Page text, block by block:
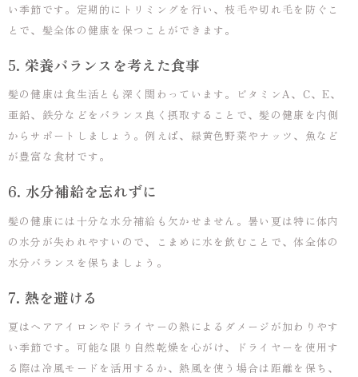
い季節です。定期的にトリミングを行い、枝毛や切れ毛を防ぐこ
とで、髪全体の健康を保つことができます。
5. 栄養バランスを考えた食事
髪の健康は食生活とも深く関わっています。ビタミンA、C、E、
亜鉛、鉄分などをバランス良く摂取することで、髪の健康を内側
からサポートしましょう。例えば、緑黄色野菜やナッツ、魚など
が豊富な食材です。
6. 水分補給を忘れずに
髪の健康には十分な水分補給も欠かせません。暑い夏は特に体内
の水分が失われやすいので、こまめに水を飲むことで、体全体の
水分バランスを保ちましょう。
7. 熱を避ける
夏はヘアアイロンやドライヤーの熱によるダメージが加わりやす
い季節です。可能な限り自然乾燥を心がけ、ドライヤーを使用す
る際は冷風モードを活用するか、熱風を使う場合は距離を保ち、